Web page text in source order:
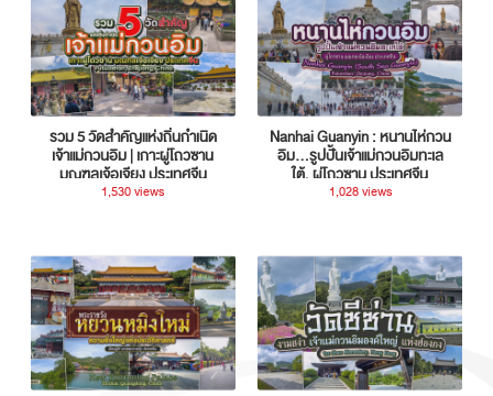
รวม 5 วัดสำคัญแห่งถิ่นกำเนิด
เจ้าแม่กวนอิม | เกาะผู่โถวซาน
มณฑลเจ้อเจียง ประเทศจีน
1,530 views
Nanhai Guanyin : หนานไห่กวน
อิม...รูปปั้นเจ้าแม่กวนอิมทะเล
ใต้, ผู่โถวซาน ประเทศจีน
1,028 views